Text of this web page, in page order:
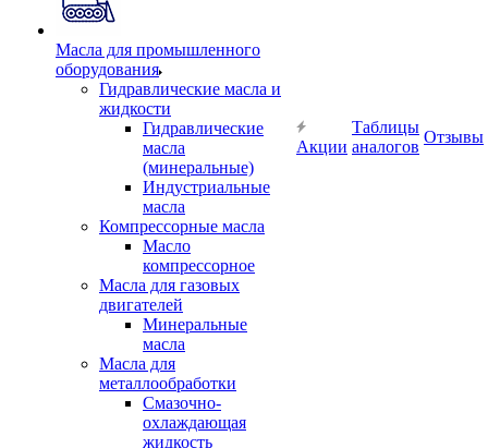
Масла для промышленного
оборудования
Гидравлические масла и
жидкости
Гидравлические
масла
(минеральные)
Индустриальные
масла
Компрессорные масла
Масло
компрессорное
Масла для газовых
двигателей
Минеральные
масла
Масла для
металлообработки
Смазочно-
охлаждающая
жидкость
Акции
Таблицы
аналогов
Отзывы